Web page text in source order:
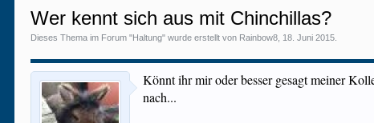
Wer kennt sich aus mit Chinchillas?
Dieses Thema im Forum "Haltung" wurde erstellt von Rainbow8 18. Juni 2015
Könnt ihr mir oder besser gesagt meiner
nach...